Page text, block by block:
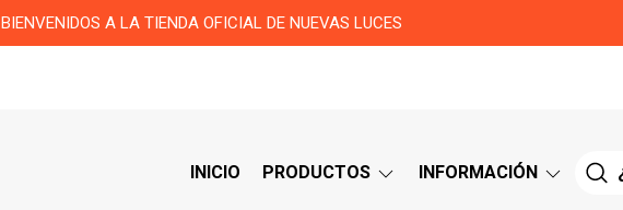
BIENVENIDOS A LA TIENDA OFICIAL DE NUEVAS LUCES
INICIO PRODUCTOS INFORMACIÓN